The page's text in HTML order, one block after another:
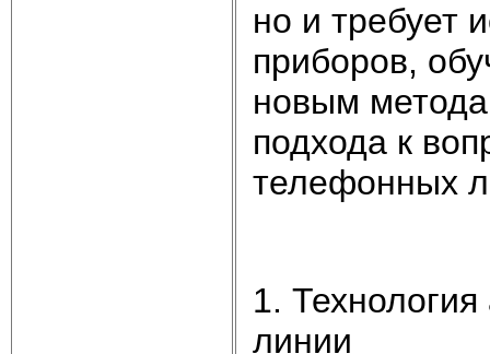
но и требует
приборов,
новым
подхода к
телефонных
1.
линии